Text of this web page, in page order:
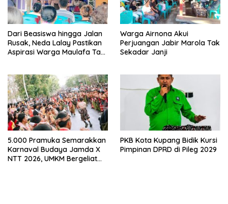
Dari Beasiswa hingga Jalan
Rusak, Neda Lalay Pastikan
Aspirasi Warga Maulafa Tak
Warga Airnona Akui
Perjuangan Jabir Marola Tak
Sekadar Janji
5.000 Pramuka Semarakkan
Karnaval Budaya Jamda X
NTT 2026, UMKM Bergeliat
PKB Kota Kupang Bidik Kursi
Pimpinan DPRD di Pileg 2029